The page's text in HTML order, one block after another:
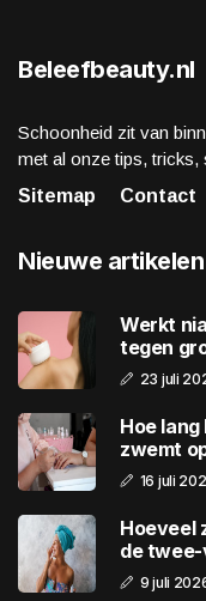
Beleefbeauty.nl
Schoonheid zit van
met al onze tips, tricks,
Sitemap
Contact
Nieuwe artikelen
Werkt
tegen
23 juli
Hoe
zwemt
16 juli
Hoeveel
de
9 juli